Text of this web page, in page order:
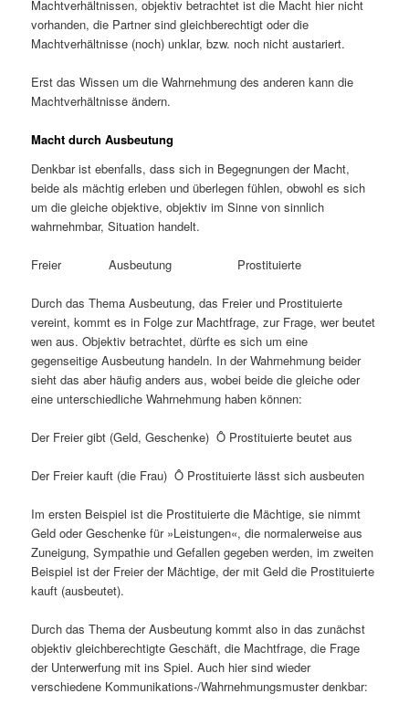
Machtverhältnissen, objektiv betrachtet ist die Macht hier nicht
vorhanden, die Partner sind gleichberechtigt oder die
Machtverhältnisse (noch) unklar, bzw. noch nicht austariert.
Erst das Wissen um die Wahrnehmung des anderen kann die
Machtverhältnisse ändern.
Macht durch Ausbeutung
Denkbar ist ebenfalls, dass sich in Begegnungen der Macht,
beide als mächtig erleben und überlegen fühlen, obwohl es sich
um die gleiche objektive, objektiv im Sinne von sinnlich
wahrnehmbar, Situation handelt.
Freier Ausbeutung Prostituierte
Durch das Thema Ausbeutung, das Freier und Prostituierte
vereint, kommt es in Folge zur Machtfrage, zur Frage, wer beutet
wen aus. Objektiv betrachtet, dürfte es sich um eine
gegenseitige Ausbeutung handeln. In der Wahrnehmung beider
sieht das aber häufig anders aus, wobei beide die gleiche oder
eine unterschiedliche Wahrnehmung haben können:
Der Freier gibt (Geld, Geschenke) Ô Prostituierte beutet aus
Der Freier kauft (die Frau) Ô Prostituierte lässt sich ausbeuten
Im ersten Beispiel ist die Prostituierte die Mächtige, sie nimmt
Geld oder Geschenke für »Leistungen«, die normalerweise aus
Zuneigung, Sympathie und Gefallen gegeben werden, im zweiten
Beispiel ist der Freier der Mächtige, der mit Geld die Prostituierte
kauft (ausbeutet).
Durch das Thema der Ausbeutung kommt also in das zunächst
objektiv gleichberechtigte Geschäft, die Machtfrage, die Frage
der Unterwerfung mit ins Spiel. Auch hier sind wieder
verschiedene Kommunikations-/Wahrnehmungsmuster denkbar: